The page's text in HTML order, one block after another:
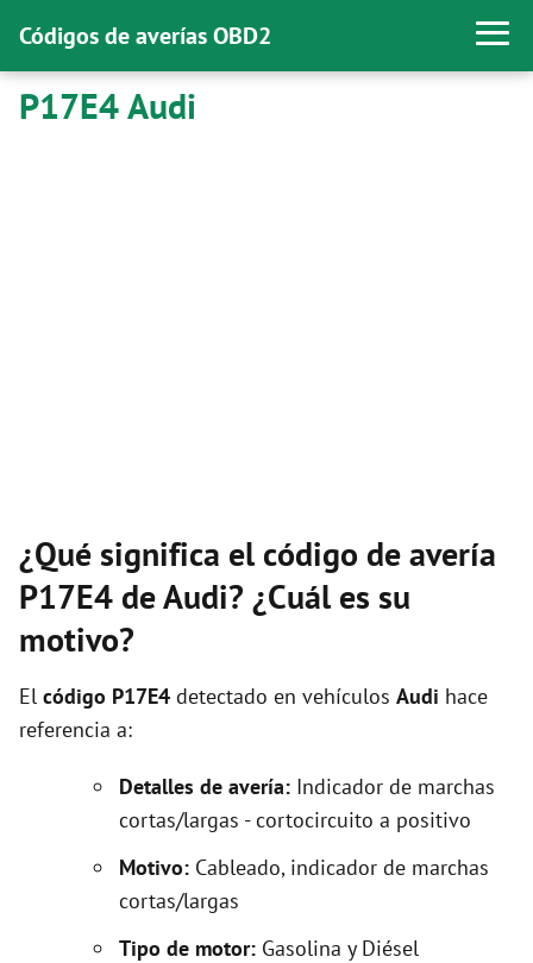
Códigos de averías OBD2
P17E4 Audi
¿Qué significa el código de avería
P17E4 de Audi? ¿Cuál es su
motivo?
El código P17E4 detectado en vehículos Audi hace
referencia a:
Detalles de avería: Indicador de marchas
cortas/largas - cortocircuito a positivo
Motivo: Cableado, indicador de marchas
cortas/largas
Tipo de motor: Gasolina y Diésel